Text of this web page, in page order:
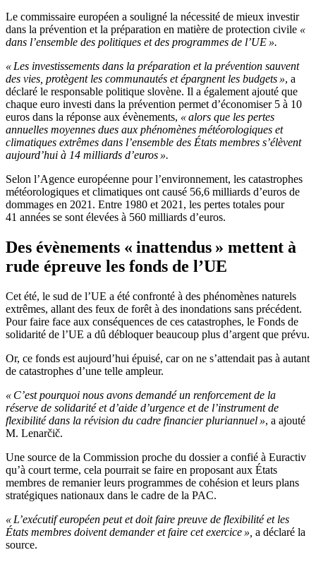
Le commissaire européen a souligné la nécessité de mieux investir
dans la prévention et la préparation en matière de protection civile «
dans l’ensemble des politiques et des programmes de l’UE ».
« Les investissements dans la préparation et la prévention sauvent
des vies, protègent les communautés et épargnent les budgets », a
déclaré le responsable politique slovène. Il a également ajouté que
chaque euro investi dans la prévention permet d’économiser 5 à 10
euros dans la réponse aux évènements, « alors que les pertes
annuelles moyennes dues aux phénomènes météorologiques et
climatiques extrêmes dans l’ensemble des États membres s’élèvent
aujourd’hui à 14 milliards d’euros ».
Selon l’Agence européenne pour l’environnement, les catastrophes
météorologiques et climatiques ont causé 56,6 milliards d’euros de
dommages en 2021. Entre 1980 et 2021, les pertes totales pour
41 années se sont élevées à 560 milliards d’euros.
Des évènements « inattendus » mettent à
rude épreuve les fonds de l’UE
Cet été, le sud de l’UE a été confronté à des phénomènes naturels
extrêmes, allant des feux de forêt à des inondations sans précédent.
Pour faire face aux conséquences de ces catastrophes, le Fonds de
solidarité de l’UE a dû débloquer beaucoup plus d’argent que prévu.
Or, ce fonds est aujourd’hui épuisé, car on ne s’attendait pas à autant
de catastrophes d’une telle ampleur.
« C’est pourquoi nous avons demandé un renforcement de la
réserve de solidarité et d’aide d’urgence et de l’instrument de
flexibilité dans la révision du cadre financier pluriannuel », a ajouté
M. Lenarčič.
Une source de la Commission proche du dossier a confié à Euractiv
qu’à court terme, cela pourrait se faire en proposant aux États
membres de remanier leurs programmes de cohésion et leurs plans
stratégiques nationaux dans le cadre de la PAC.
« L’exécutif européen peut et doit faire preuve de flexibilité et les
États membres doivent demander et faire cet exercice », a déclaré la
source.